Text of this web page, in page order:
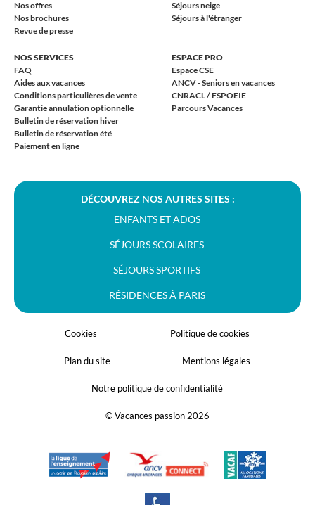
Nos offres
Nos brochures
Revue de presse
Séjours neige
Séjours à l'étranger
NOS SERVICES
FAQ
Aides aux vacances
Conditions particulières de vente
Garantie annulation optionnelle
Bulletin de réservation hiver
Bulletin de réservation été
Paiement en ligne
ESPACE PRO
Espace CSE
ANCV - Seniors en vacances
CNRACL / FSPOEIE
Parcours Vacances
DÉCOUVREZ NOS AUTRES SITES :
ENFANTS ET ADOS
SÉJOURS SCOLAIRES
SÉJOURS SPORTIFS
RÉSIDENCES À PARIS
Cookies Politique de cookies
Plan du site Mentions légales
Notre politique de confidentialité
© Vacances passion 2026